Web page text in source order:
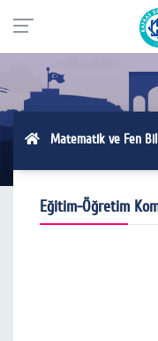
Matematik ve Fen
Eğitim-Öğretim